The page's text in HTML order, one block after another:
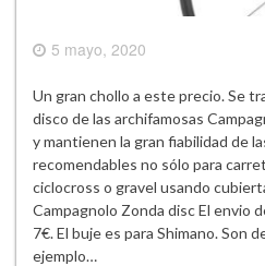
5 mayo, 2020
Un gran chollo a este precio. Se
disco de las archifamosas
y mantienen la gran fiabilidad de
recomendables no sólo para
ciclocross o gravel usando
Campagnolo Zonda disc El envio
7€. El buje es para Shimano. Son
ejemplo…